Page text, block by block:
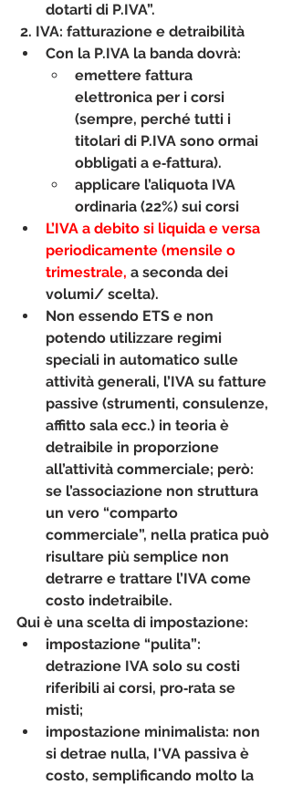
dotarti di P.IVA”.
2. IVA: fatturazione e detraibilità
Con la P.IVA la banda dovrà:
emettere fattura
elettronica per i corsi
(sempre, perché tutti i
titolari di P.IVA sono ormai
obbligati a e‑fattura).
applicare l’aliquota IVA
ordinaria (22%) sui corsi
L’IVA a debito si liquida e versa
periodicamente (mensile o
trimestrale, a seconda dei
volumi/ scelta).
Non essendo ETS e non
potendo utilizzare regimi
speciali in automatico sulle
attività generali, l’IVA su fatture
passive (strumenti, consulenze,
affitto sala ecc.) in teoria è
detraibile in proporzione
all’attività commerciale; però:
se l’associazione non struttura
un vero “comparto
commerciale”, nella pratica può
risultare più semplice non
detrarre e trattare l’IVA come
costo indetraibile.
Qui è una scelta di impostazione:
impostazione “pulita”:
detrazione IVA solo su costi
riferibili ai corsi, pro‑rata se
misti;
impostazione minimalista: non
si detrae nulla, I'VA passiva è
costo, semplificando molto la